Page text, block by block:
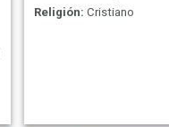
Religión: Cristiano